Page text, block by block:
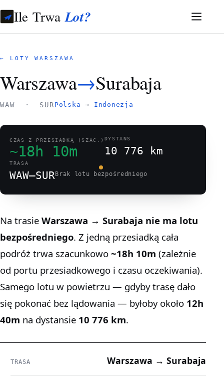
Ile TrwaLot?
← LOTY WARSZAWA
Warszawa→Surabaja
WAW · SUR Polska → Indonezja
CZAS Z PRZESIADKĄ (SZAC.)
~18h 10m
DYSTANS
10 776 km
TRASA
WAW–SURBrak lotu bezpośredniego
Na trasie Warszawa → Surabaja nie ma lotu
bezpośredniego. Z jedną przesiadką cała
podróż trwa szacunkowo ~18h 10m (zależnie
od portu przesiadkowego i czasu oczekiwania).
Samego lotu w powietrzu — gdyby trasę dało
się pokonać bez lądowania — byłoby około 12h
40m na dystansie 10 776 km.
TRASA Warszawa → Surabaja